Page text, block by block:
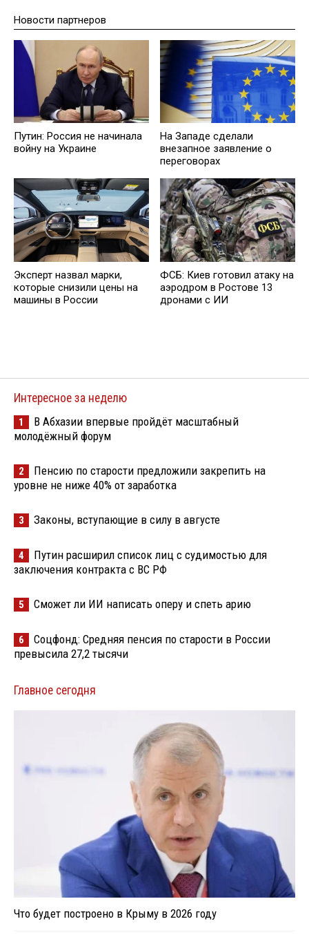
Новости партнеров
Путин: Россия не начинала
войну на Украине
На Западе сделали
внезапное заявление о
переговорах
Эксперт назвал марки,
которые снизили цены на
машины в России
ФСБ: Киев готовил атаку на
аэродром в Ростове 13
дронами с ИИ
Интересное за неделю
1
В Абхазии впервые пройдёт масштабный
молодёжный форум
2
Пенсию по старости предложили закрепить на
уровне не ниже 40% от заработка
3 Законы, вступающие в силу в августе
4
Путин расширил список лиц с судимостью для
заключения контракта с ВС РФ
5 Сможет ли ИИ написать оперу и спеть арию
6
Соцфонд: Средняя пенсия по старости в России
превысила 27,2 тысячи
Главное сегодня
Что будет построено в Крыму в 2026 году